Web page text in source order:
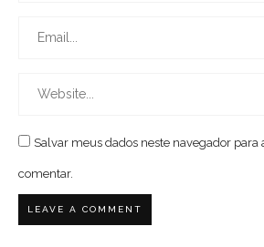
Salvar meus dados neste navegador
comentar.